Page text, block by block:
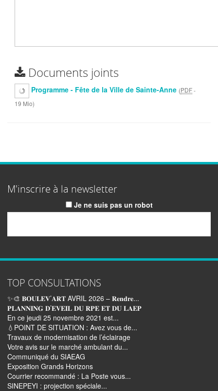
Documents joints
Programme - Fête de la Ville de Sainte-Anne (PDF-
19 Mio)
M'inscrire à la newsletter
Je ne suis pas un robot
TOP CONSULTATIONS
✨🎨 𝐁𝐎𝐔𝐋𝐄𝐕’𝐀𝐑𝐓 AVRIL 2026 – 𝐑𝐞𝐧𝐝𝐫𝐞...
𝐏𝐋𝐀𝐍𝐍𝐈𝐍𝐆 𝐃’𝐄𝐕𝐄𝐈𝐋 𝐃𝐔 𝐑𝐏𝐄 𝐄𝐓 𝐃𝐔 𝐋𝐀𝐄𝐏
En ce jeudi 25 novembre 2021 est...
💧POINT DE SITUATION : Avez vous de...
Travaux de modernisation de l’éclairage
Votre avis sur le marché ambulant du...
Communiqué du SIAEAG
Exposition Grands Horizons
Courrier recommandé : La Poste vous...
SINEPEYI : projection spéciale...